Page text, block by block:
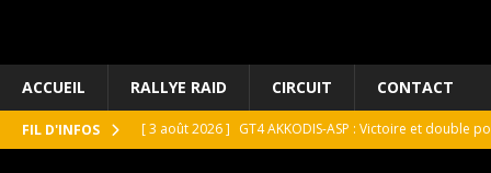
ACCUEIL RALLYE RAID CIRCUIT CONTACT
FIL D'INFOS [ 4 août 2026 ] Buggyra Organization and WINBO-